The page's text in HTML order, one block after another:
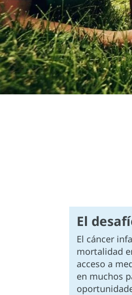
El
El cáncer
mortalidad
acceso a
en muchos